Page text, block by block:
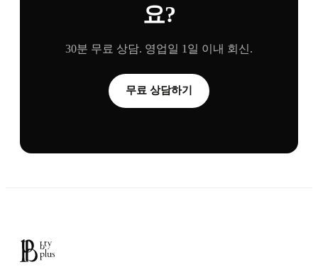
요?
30분 무료 상담. 영업일 1일 이내 회신.
무료 상담하기